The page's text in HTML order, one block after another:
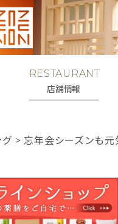
RESTAURANT
店舗情報
>忘年会シーズンも